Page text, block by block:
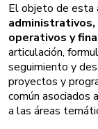
El objeto de esta
operativos y
articulación,
seguimiento y
proyectos y
común asociados
a las áreas